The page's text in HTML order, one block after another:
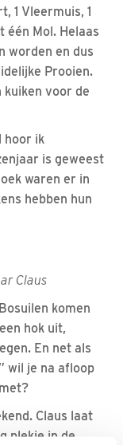
1 Vleermuis, 1
één Mol. Helaas
worden en dus
Prooien.
voor de
hoor ik
is geweest
waren er in
hebben hun
Claus
komen
hok uit,
En net als
wil je na afloop
Claus laat
plekje in de